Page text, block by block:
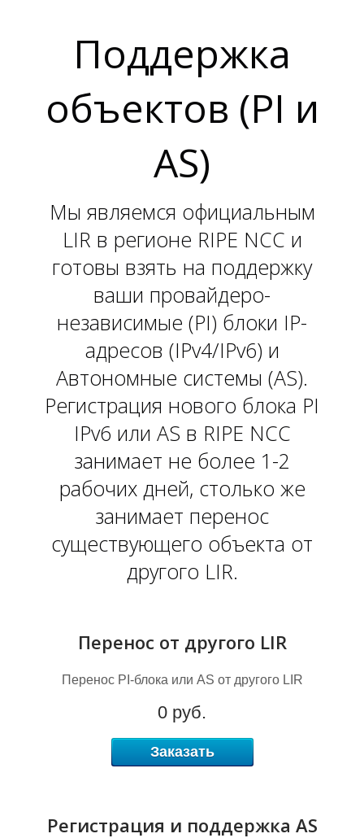
L
I
Поддержка
объектов (PI и
AS)
Мы являемся официальным
LIR в регионе RIPE NCC и
готовы взять на поддержку
ваши провайдеро-
независимые (PI) блоки IP-
адресов (IPv4/IPv6) и
Автономные системы (AS).
Регистрация нового блока PI
IPv6 или AS в RIPE NCC
занимает не более 1-2
рабочих дней, столько же
занимает перенос
существующего объекта от
другого LIR.
Перенос от другого LIR
Перенос PI-блока или AS от другого LIR
0 руб.
Заказать
Регистрация и поддержка AS